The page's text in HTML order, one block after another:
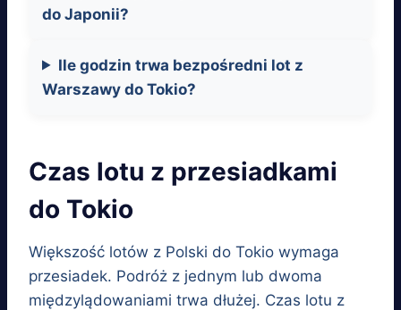
do Japonii?
Ile godzin trwa bezpośredni lot z
Warszawy do Tokio?
Czas lotu z przesiadkami
do Tokio
Większość lotów z Polski do Tokio wymaga
przesiadek. Podróż z jednym lub dwoma
międzylądowaniami trwa dłużej. Czas lotu z